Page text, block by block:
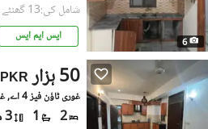
6
شامل کی:13 گھنٹے پہل
ایس ایم ایس
PKR 50 ہزار
غوری ٹاؤن فیز 4 اے, غوری ٹاؤن
2
1 3 مرلہ